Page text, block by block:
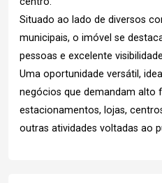
Situado ao lado de diversos
municipais, o imóvel se
pessoas e excelente
Uma oportunidade versátil,
negócios que demandam alto
estacionamentos, lojas,
outras atividades voltadas ao